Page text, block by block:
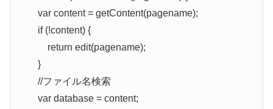
var content = getContent(pagename);
if (!content) {
return edit(pagename);
}
//ファイル名検索
var database = content;